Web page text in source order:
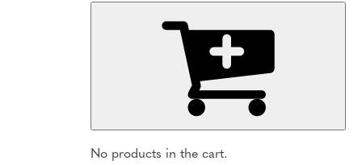
No products in the cart.